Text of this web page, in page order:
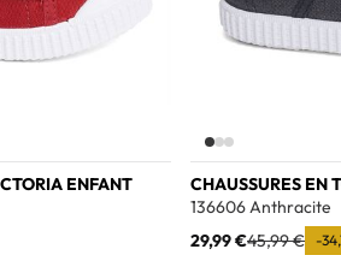
ENFANT
CHAUSSURES EN
136606 Anthracite
29,99 €45,99 € -